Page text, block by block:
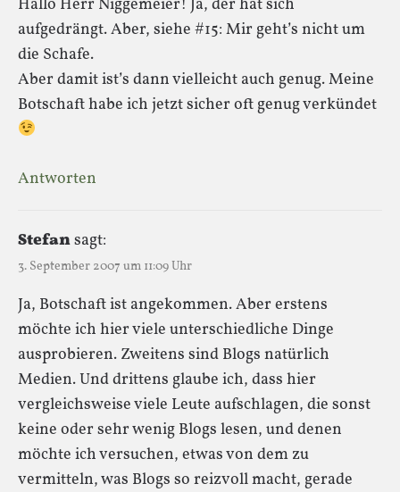
Hallo Herr Niggemeier! Ja, der hat sich
aufgedrängt. Aber, siehe #15: Mir geht’s nicht um
die Schafe.
Aber damit ist’s dann vielleicht auch genug. Meine
Botschaft habe ich jetzt sicher oft genug verkündet
Antworten
Stefansagt:
3. September 2007 um 11:09 Uhr
Ja, Botschaft ist angekommen. Aber erstens
möchte ich hier viele unterschiedliche Dinge
ausprobieren. Zweitens sind Blogs natürlich
Medien. Und drittens glaube ich, dass hier
vergleichsweise viele Leute aufschlagen, die sonst
keine oder sehr wenig Blogs lesen, und denen
möchte ich versuchen, etwas von dem zu
vermitteln, was Blogs so reizvoll macht, gerade